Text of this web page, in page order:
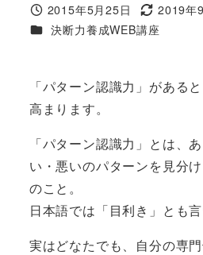
2015年5月25日
2019年
決断力養成WEB講座
「パターン認識力」がある
高まります。
「パターン認識力」とは、
い・悪いのパターンを見分
のこと。
日本語では「目利き」とも言
実はどなたでも、自分の専